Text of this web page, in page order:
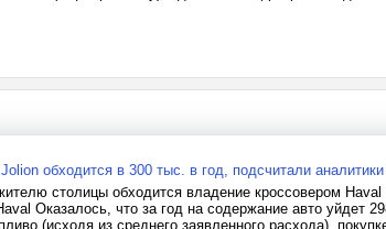
обходится в 300 тыс. в год, подсчитали
столицы обходится владение кроссовером Haval
Оказалось, что за год на содержание авто уйдет
(исходя из среднего заявленного расхода),